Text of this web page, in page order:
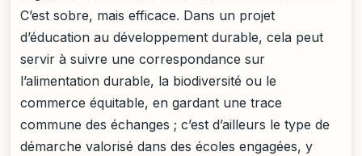
C’est sobre, mais efficace. Dans un projet
d’éducation au développement durable, cela peut
servir à suivre une correspondance sur
l’alimentation durable, la biodiversité ou le
commerce équitable, en gardant une trace
commune des échanges ; c’est d’ailleurs le type de
démarche valorisé dans des écoles engagées, y